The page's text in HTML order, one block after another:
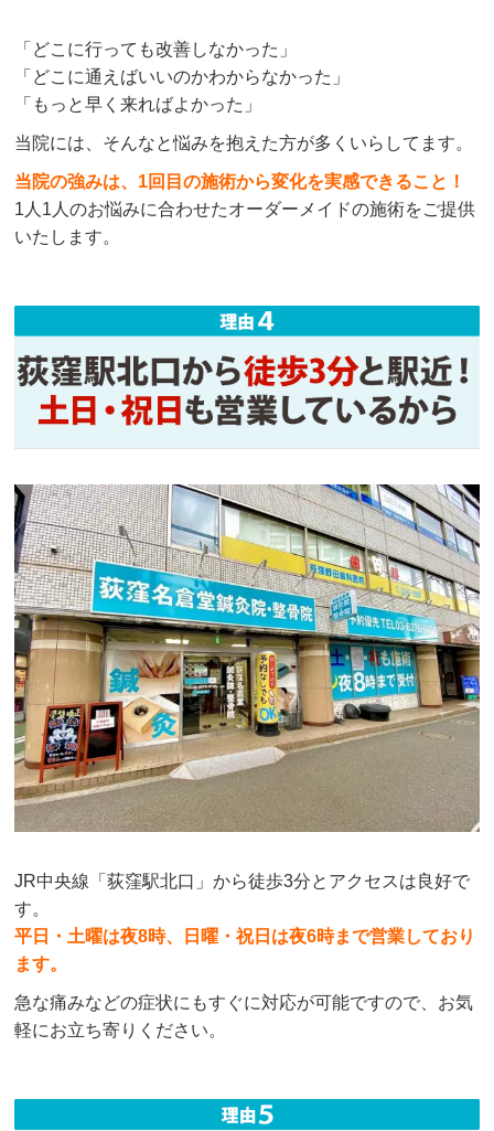
「どこに行っても改善しなかった」
「どこに通えばいいのかわからなかった」
「もっと早く来ればよかった」
当院には、そんなと悩みを抱えた方が多くいらしてます。
当院の強みは、1回目の施術から変化を実感できること！
1人1人のお悩みに合わせたオーダーメイドの施術をご提供
いたします。
JR中央線「荻窪駅北口」から徒歩3分とアクセスは良好で
す。
平日・土曜は夜8時、
日曜・祝日は夜6時まで営業しており
ます。
急な痛みなどの症状にもすぐに対応が可能ですので、お気
軽にお立ち寄りください。